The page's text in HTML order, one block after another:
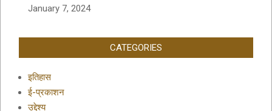
January 7, 2024
CATEGORIES
इतिहास
ई-प्रकाशन
उद्देश्य